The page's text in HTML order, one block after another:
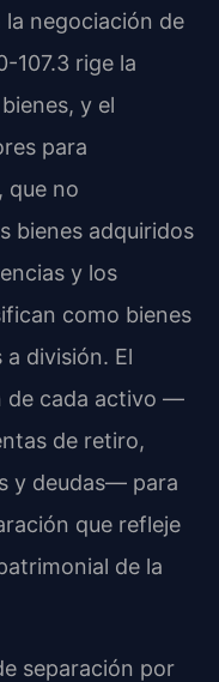
negociación de
107.3 rige la
y el
para
que no
bienes adquiridos
y los
como bienes
división. El
de cada activo —
de retiro,
y deudas— para
que refleje
de la
separación por